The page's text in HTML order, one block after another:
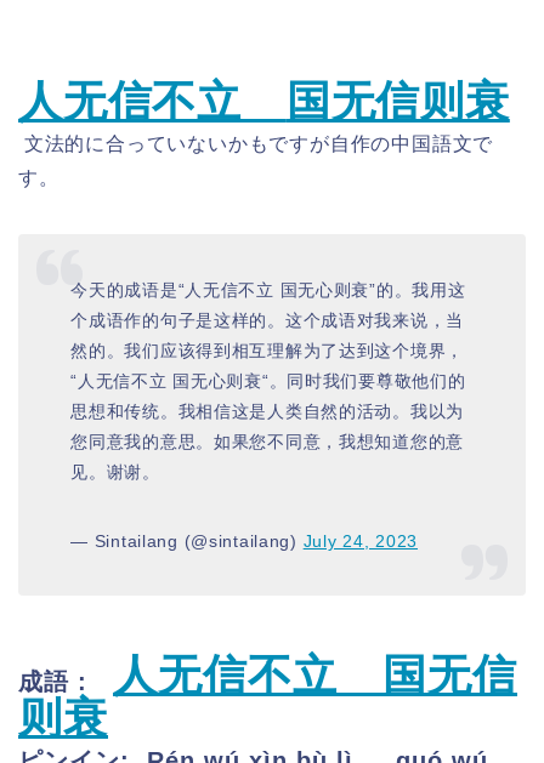
人无信不立 国无信则衰
文法的に合っていないかもですが自作の中国語文で
す。
今天的成语是“人无信不立 国无心则衰”的。我用这
个成语作的句子是这样的。这个成语对我来说，当
然的。我们应该得到相互理解为了达到这个境界，
“人无信不立 国无心则衰“。同时我们要尊敬他们的
思想和传统。我相信这是人类自然的活动。我以为
您同意我的意思。如果您不同意，我想知道您的意
见。谢谢。
— Sintailang (@sintailang) July 24, 2023
成語 : 人无信不立
国无信
则衰